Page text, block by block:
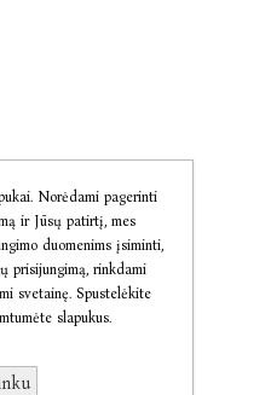
Norėdami pagerinti
ir Jūsų patirtį, mes
duomenims įsiminti,
prisijungimą, rinkdami
svetainę. Spustelėkite
slapukus.